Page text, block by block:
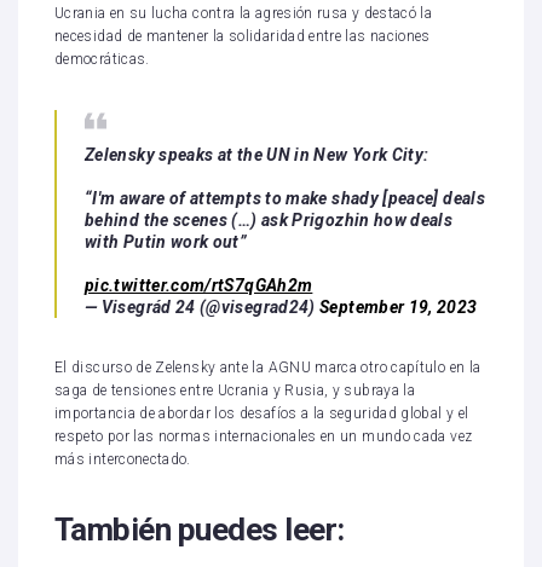
Ucrania en su lucha contra la agresión rusa y destacó la
necesidad de mantener la solidaridad entre las naciones
democráticas.
Zelensky speaks at the UN in New York City:
“I'm aware of attempts to make shady [peace] deals
behind the scenes (…) ask Prigozhin how deals
with Putin work out”
pic.twitter.com/rtS7qGAh2m
— Visegrád 24 (@visegrad24)September 19, 2023
El discurso de Zelensky ante la AGNU marca otro capítulo en la
saga de tensiones entre Ucrania y Rusia, y subraya la
importancia de abordar los desafíos a la seguridad global y el
respeto por las normas internacionales en un mundo cada vez
más interconectado.
También puedes leer: